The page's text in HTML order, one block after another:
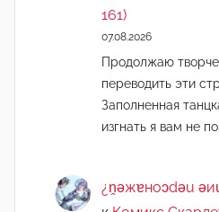
161)
07.08.2026
Продолжаю
переводить эти
Заполненная
изгнать я вам не
¿n̯ǝжɐноɔdǝu